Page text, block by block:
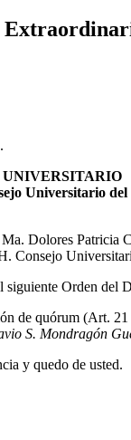
UNIVERSITARIO
Universitario del
Dolores
Consejo
siguiente Orden del
de quórum (Art.
S. Mondragón
y quedo de usted.